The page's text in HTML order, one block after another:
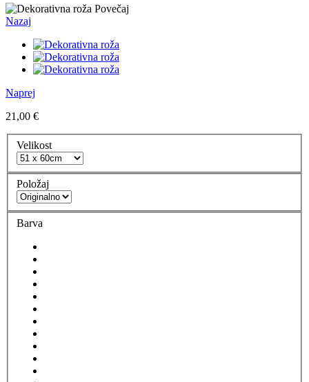
Povečaj
Nazaj
Naprej
21,00 €
Velikost
Položaj
Barva